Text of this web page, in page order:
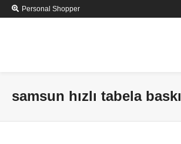
Personal Shopper
samsun hızlı tabela baskı